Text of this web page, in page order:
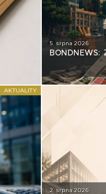
5. srpna 2026
BONDNEWS:
AKTUALITY
2. srpna 2026